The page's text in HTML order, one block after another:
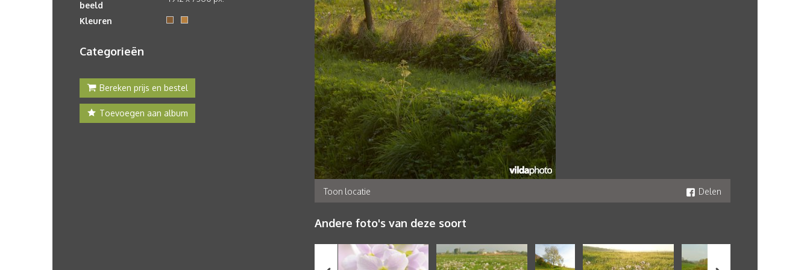
beeld
Kleuren
Categorieën
Bereken prijs en bestel
Toevoegen aan album
Toon locatie Delen
Andere foto's van deze soort